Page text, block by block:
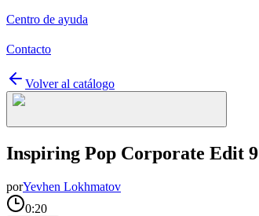
Centro de ayuda
Contacto
Volver al catálogo
Inspiring Pop Corporate Edit 9
porYevhen Lokhmatov
0:20